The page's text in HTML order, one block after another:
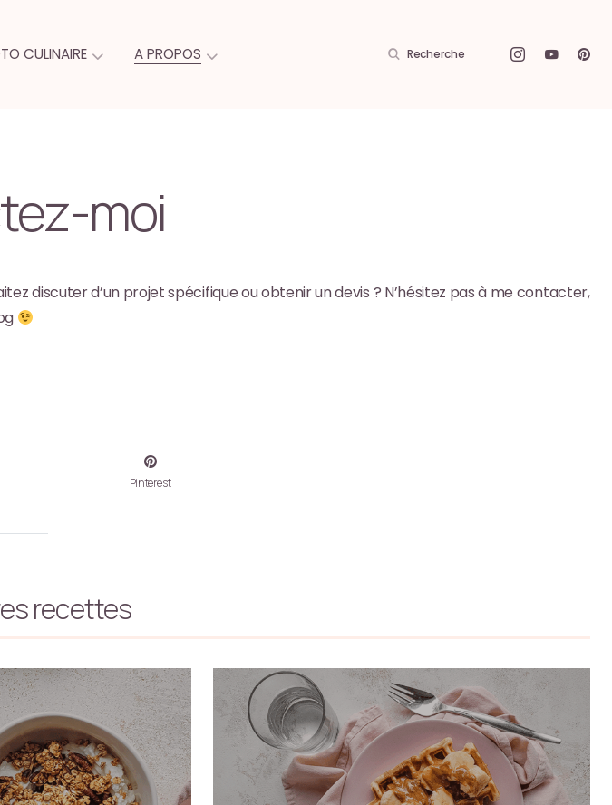
CULINAIRE A PROPOS Recherche
moi
discuter d’un projet spécifique ou obtenir un devis ? N’hésitez pas à me contacter,
Pinterest
recettes